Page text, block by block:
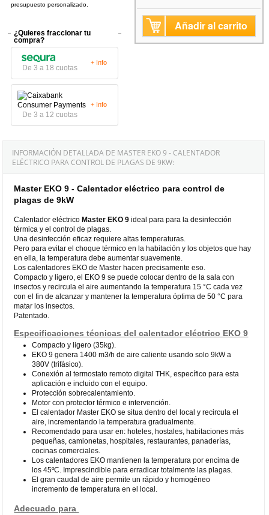
presupuesto personalizado.
¿Quieres fraccionar tu
compra?
De 3 a 18 cuotas
+ Info
De 3 a 12 cuotas
+ Info
Añadir al carrito
INFORMACIÓN DETALLADA DE MASTER EKO 9 - CALENTADOR
ELÉCTRICO PARA CONTROL DE PLAGAS DE 9KW:
Master EKO 9 - Calentador eléctrico para control de
plagas de 9kW
Calentador eléctricoMasterEKO 9 ideal para para la desinfección
térmica y el control de plagas.
Una desinfección eficaz requiere altas temperaturas.
Pero para evitar el choque térmico en la habitación y los objetos que hay
en ella, la temperatura debe aumentar suavemente.
Los calentadores EKO de Master hacen precisamente eso.
Compacto y ligero, el EKO 9 se puede colocar dentro de la sala con
insectos y recircula el aire aumentando la temperatura 15 °C cada vez
con el fin de alcanzar y mantener la temperatura óptima de 50 °C para
matar los insectos.
Patentado.
Especificaciones técnicas del calentador eléctrico EKO 9
Compacto y ligero (35kg).
EKO 9 genera 1400 m3/h de aire caliente usando solo 9kW a
380V (trifásico).
Conexión al termostato remoto digital THK, específico para esta
aplicación e incluido con el equipo.
Protección sobrecalentamiento.
Motor con protector térmico e intervención.
El calentador Master EKO se situa dentro del local y recircula el
aire, incrementando la temperatura gradualmente.
Recomendado para usar en: hoteles, hostales, habitaciones más
pequeñas, camionetas, hospitales, restaurantes, panaderías,
cocinas comerciales.
Los calentadores EKO mantienen la temperatura por encima de
los 45ºC. Imprescindible para erradicar totalmente las plagas.
El gran caudal de aire permite un rápido y homogéneo
incremento de temperatura en el local.
Adecuado para